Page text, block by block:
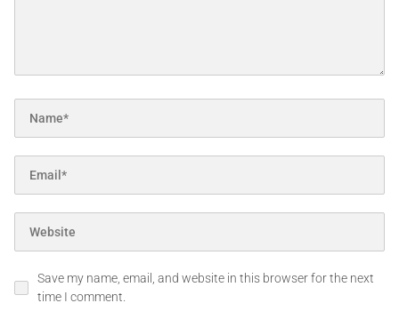
Save my name, email, and website in this browser for the next
time I comment.